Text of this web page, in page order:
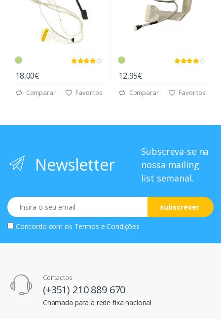
18,00€
Comparar Favoritos
12,95€
Comparar Favoritos
Newsletter
Subscreva-se na
nossa mailing
list semanal.
Email
subscrever
Concordo com os Termos e Condições
Contactos
(+351) 210 889 670
Chamada para a rede fixa nacional